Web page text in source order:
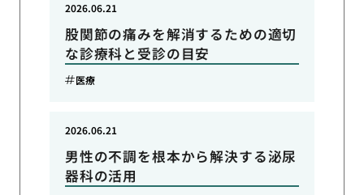
股関節の痛みを解消するための適切
な診療科と受診の目安
2026.06.21
医療
男性の不調を根本から解決する泌尿
器科の活用
2026.06.21